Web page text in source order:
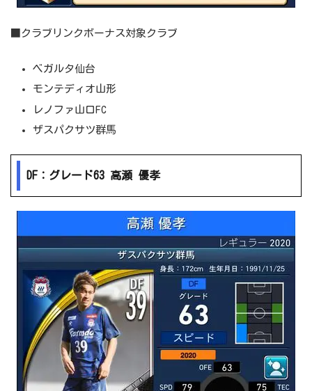
■クラブリンクボーナス対象クラブ
ベガルタ仙台
モンテディオ山形
レノファ山口FC
ザスパクサツ群馬
DF：グレード63 高瀬 優孝